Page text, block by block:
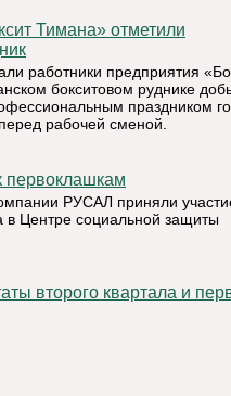
работники предприятия
бокситовом руднике
праздником
рабочей сменой.
первоклашкам
РУСАЛ приняли
в Центре социальной защиты